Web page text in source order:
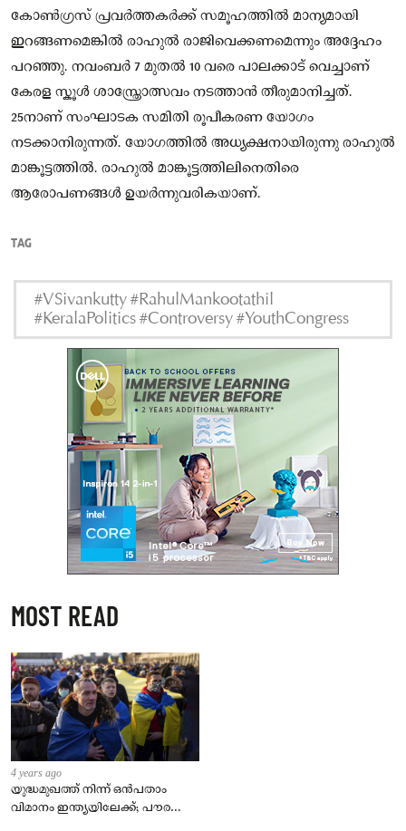
കോൺഗ്രസ് പ്രവർത്തകർക്ക് സമൂഹത്തിൽ മാന്യമായി
ഇറങ്ങണമെങ്കിൽ രാഹുൽ രാജിവെക്കണമെന്നും അദ്ദേഹം
പറഞ്ഞു. നവംബർ 7 മുതൽ 10 വരെ പാലക്കാട് വെച്ചാണ്
കേരള സ്കൂൾ ശാസ്ത്രോത്സവം നടത്താൻ തീരുമാനിച്ചത്.
25നാണ് സംഘാടക സമിതി രൂപീകരണ യോഗം
നടക്കാനിരുന്നത്. യോഗത്തിൽ അധ്യക്ഷനായിരുന്നു രാഹുൽ
മാങ്കൂട്ടത്തിൽ. രാഹുൽ മാങ്കൂട്ടത്തിലിനെതിരെ
ആരോപണങ്ങൾ ഉയർന്നുവരികയാണ്.
TAG
#VSivankutty #RahulMankootathil
#KeralaPolitics #Controversy #YouthCongress
MOST READ
4 years ago
യുദ്ധമുഖത്ത് നിന്ന് ഒൻപതാം
വിമാനം ഇന്ത്യയിലേക്ക്; പൗരന്മാർ